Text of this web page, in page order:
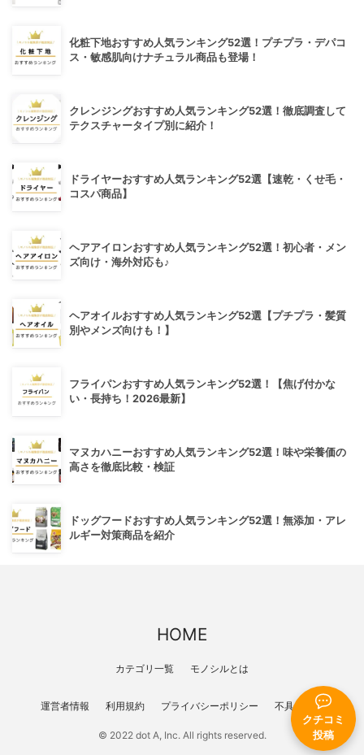
クチコミ
投稿
化粧下地おすすめ人気ランキング52選！プチプラ・デパコ
ス・敏感肌向けナチュラル商品も登場！
クレンジングおすすめ人気ランキング52選！徹底調査して
テクスチャータイプ別に紹介！
ドライヤーおすすめ人気ランキング52選【速乾・くせ毛・
コスパ商品】
ヘアアイロンおすすめ人気ランキング52選！初心者・メン
ズ向け・海外対応も♪
ヘアオイルおすすめ人気ランキング52選【プチプラ・髪質
別やメンズ向けも！】
フライパンおすすめ人気ランキング52選！【焦げ付かな
い・長持ち！2026最新】
マヌカハニーおすすめ人気ランキング52選！味や栄養価の
高さを徹底比較・検証
ドッグフードおすすめ人気ランキング52選！無添加・アレ
ルギー対策商品を紹介
HOME
カテゴリ一覧 モノシルとは
運営者情報 利用規約 プライバシーポリシー 不具合報告
© 2022 dot A, Inc. All rights reserved.